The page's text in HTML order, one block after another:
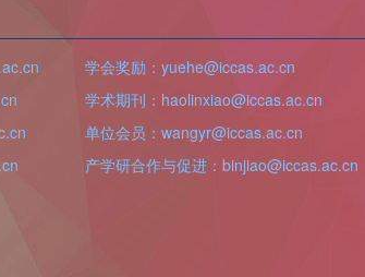
学会奖励：yuehe@iccas.ac.cn
学术期刊：haolinxiao@iccas.ac.cn
单位会员：wangyr@iccas.ac.cn
产学研合作与促进：binjiao@iccas.ac.cn